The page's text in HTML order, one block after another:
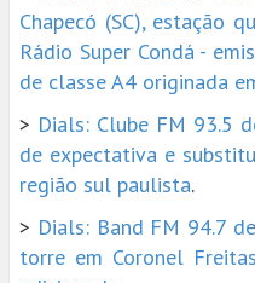
Chapecó (SC), estação
Rádio Super Condá -
de classe A4 originada
> Dials: Clube FM 93.5
de expectativa e
região sul paulista.
> Dials: Band FM 94.7
torre em Coronel